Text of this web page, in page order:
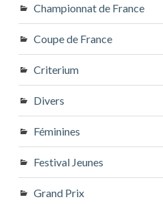
Championnat de France
Coupe de France
Criterium
Divers
Féminines
Festival Jeunes
Grand Prix